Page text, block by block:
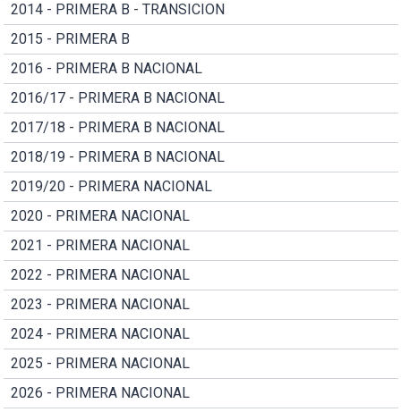
2014 - PRIMERA B - TRANSICION
2015 - PRIMERA B
2016 - PRIMERA B NACIONAL
2016/17 - PRIMERA B NACIONAL
2017/18 - PRIMERA B NACIONAL
2018/19 - PRIMERA B NACIONAL
2019/20 - PRIMERA NACIONAL
2020 - PRIMERA NACIONAL
2021 - PRIMERA NACIONAL
2022 - PRIMERA NACIONAL
2023 - PRIMERA NACIONAL
2024 - PRIMERA NACIONAL
2025 - PRIMERA NACIONAL
2026 - PRIMERA NACIONAL